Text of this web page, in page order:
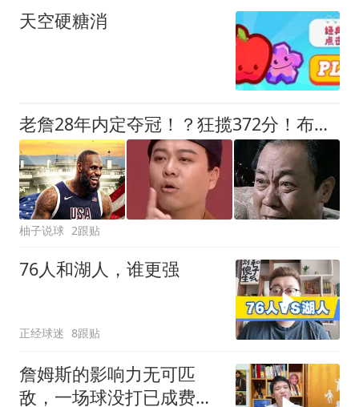
天空硬糖消
老詹28年内定夺冠！？狂揽372分！布朗才是大当家！
柚子说球 2跟贴
76人和湖人，谁更强
正经球迷 8跟贴
詹姆斯的影响力无可匹
敌，一场球没打已成费城